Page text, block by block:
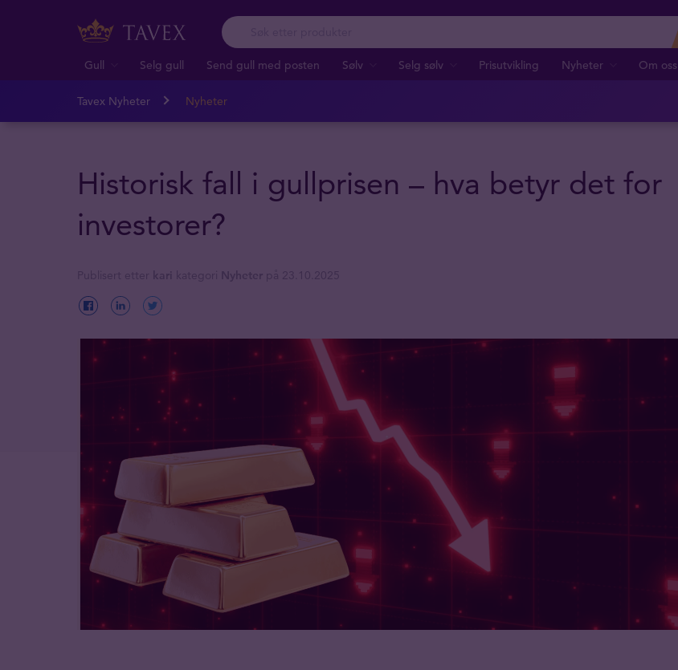
Gull Selg gull Send gull med posten Sølv Selg sølv Prisutvikling Nyheter Om oss
Tavex Nyheter Nyheter
Historisk fall i gullprisen – hva betyr det for
investorer?